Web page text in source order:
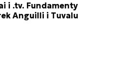
i .tv. Fundamenty
Anguilli i Tuvalu